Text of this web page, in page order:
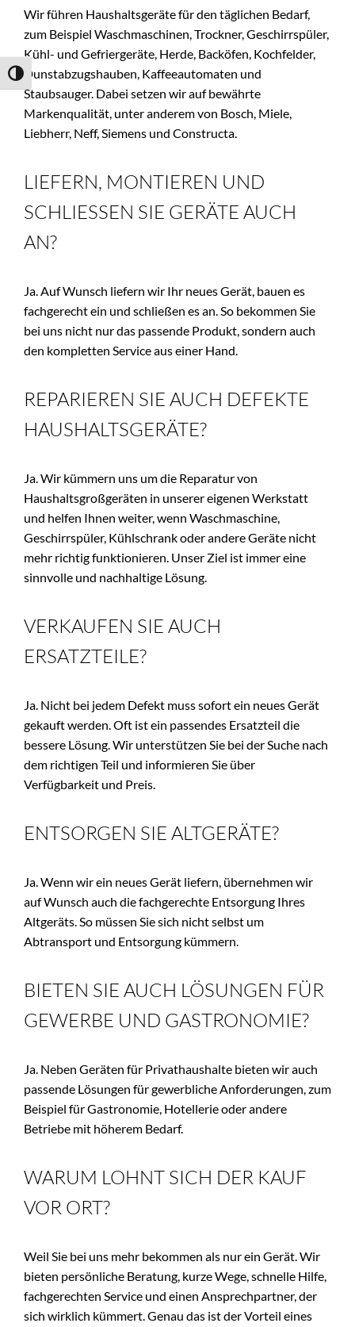
Umschalten auf hohe Kontraste
Wir führen Haushaltsgeräte für den täglichen Bedarf,
zum Beispiel Waschmaschinen, Trockner, Geschirrspüler,
Kühl- und Gefriergeräte, Herde, Backöfen, Kochfelder,
Dunstabzugshauben, Kaffeeautomaten und
Staubsauger. Dabei setzen wir auf bewährte
Markenqualität, unter anderem von Bosch, Miele,
Liebherr, Neff, Siemens und Constructa.
LIEFERN, MONTIEREN UND
SCHLIESSEN SIE GERÄTE AUCH A
N?
Ja. Auf Wunsch liefern wir Ihr neues Gerät, bauen es
fachgerecht ein und schließen es an. So bekommen Sie
bei uns nicht nur das passende Produkt, sondern auch
den kompletten Service aus einer Hand.
REPARIEREN SIE AUCH DEFEKTE
HAUSHALTSGERÄTE?
Ja. Wir kümmern uns um die Reparatur von
Haushaltsgroßgeräten in unserer eigenen Werkstatt
und helfen Ihnen weiter, wenn Waschmaschine,
Geschirrspüler, Kühlschrank oder andere Geräte nicht
mehr richtig funktionieren. Unser Ziel ist immer eine
sinnvolle und nachhaltige Lösung.
VERKAUFEN SIE AUCH
ERSATZTEILE?
Ja. Nicht bei jedem Defekt muss sofort ein neues Gerät
gekauft werden. Oft ist ein passendes Ersatzteil die
bessere Lösung. Wir unterstützen Sie bei der Suche nach
dem richtigen Teil und informieren Sie über
Verfügbarkeit und Preis.
ENTSORGEN SIE ALTGERÄTE?
Ja. Wenn wir ein neues Gerät liefern, übernehmen wir
auf Wunsch auch die fachgerechte Entsorgung Ihres
Altgeräts. So müssen Sie sich nicht selbst um
Abtransport und Entsorgung kümmern.
BIETEN SIE AUCH LÖSUNGEN FÜR
GEWERBE UND GASTRONOMIE?
Ja. Neben Geräten für Privathaushalte bieten wir auch
passende Lösungen für gewerbliche Anforderungen, zum
Beispiel für Gastronomie, Hotellerie oder andere
Betriebe mit höherem Bedarf.
WARUM LOHNT SICH DER KAUF
VOR ORT?
Weil Sie bei uns mehr bekommen als nur ein Gerät. Wir
bieten persönliche Beratung, kurze Wege, schnelle Hilfe,
fachgerechten Service und einen Ansprechpartner, der
sich wirklich kümmert. Genau das ist der Vorteil eines